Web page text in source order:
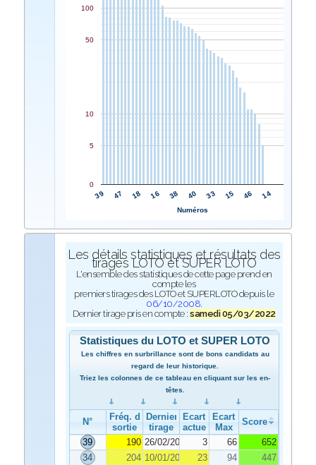
39 47 18 16 38 40 33 15 46 14
0
5
10
50
100
Numéros
Les détails statistiques et résultats des
tirages LOTO et SUPER LOTO
L'ensemble des statistiques de cette page prend en
compte les
premiers tirages des LOTO et SUPERLOTO depuis le
06/10/2008.
Dernier tirage pris en compte :samedi 05/03/2022
Statistiques du LOTO et SUPER LOTO
Les chiffres en surbrillance sont de bons candidats au
regard de leur historique.
Triez les colonnes de ce tableau en cliquant sur les en-
têtes.
N°
Fréq. de
sortie
Dernier
tirage
Ecart
actuel
Ecart
Max
Score
39
190 26/02/2022 3 66
652
34
204 10/01/2022 23 94
447